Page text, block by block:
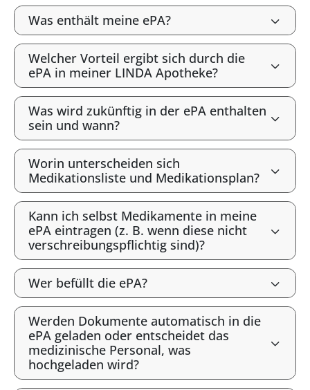
Was enthält meine ePA?
Welcher Vorteil ergibt sich durch die
ePA in meiner LINDA Apotheke?
Was wird zukünftig in der ePA enthalten
sein und wann?
Worin unterscheiden sich
Medikationsliste und Medikationsplan?
Kann ich selbst Medikamente in meine
ePA eintragen (z. B. wenn diese nicht
verschreibungspflichtig sind)?
Wer befüllt die ePA?
Werden Dokumente automatisch in die
ePA geladen oder entscheidet das
medizinische Personal, was
hochgeladen wird?